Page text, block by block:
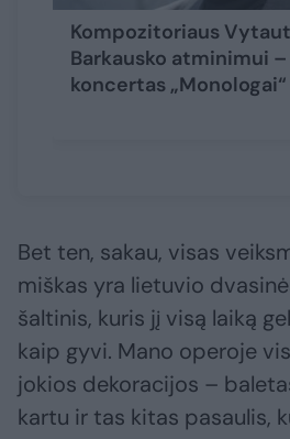
Kompozitoriaus
Barkausko atminimui –
koncertas „Monologai“
Bet ten, sakau, visas
miškas yra lietuvio
šaltinis, kuris jį visą laiką
kaip gyvi. Mano operoje
jokios dekoracijos –
kartu ir tas kitas pasaulis,